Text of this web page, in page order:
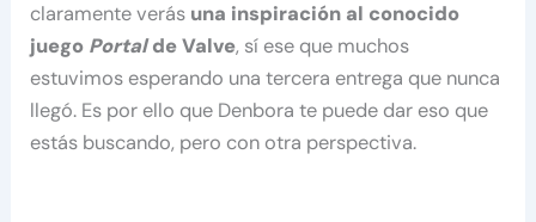
claramente verás una inspiración al conocido
juego Portalde Valve, sí ese que muchos
estuvimos esperando una tercera entrega que nunca
llegó. Es por ello que Denbora te puede dar eso que
estás buscando, pero con otra perspectiva.